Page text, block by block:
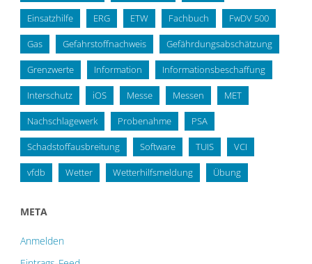
Einsatzhilfe ERG ETW Fachbuch FwDV 500
Gas Gefahrstoffnachweis Gefährdungsabschätzung
Grenzwerte Information Informationsbeschaffung
Interschutz iOS Messe Messen MET
Nachschlagewerk Probenahme PSA
Schadstoffausbreitung Software TUIS VCI
vfdb Wetter Wetterhilfsmeldung Übung
META
Anmelden